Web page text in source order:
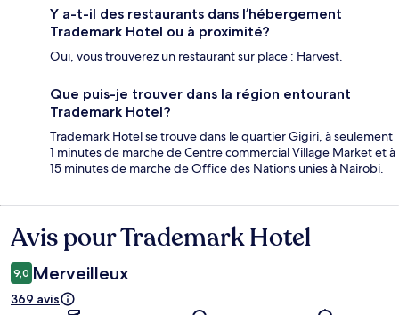
Y a-t-il des restaurants dans l’hébergement
Trademark Hotel ou à proximité?
Oui, vous trouverez un restaurant sur place : Harvest.
Que puis-je trouver dans la région entourant
Trademark Hotel?
Trademark Hotel se trouve dans le quartier Gigiri, à seulement
1 minutes de marche de Centre commercial Village Market et à
15 minutes de marche de Office des Nations unies à Nairobi.
Avis
Avis pour Trademark Hotel
9,0 Merveilleux
369 avis